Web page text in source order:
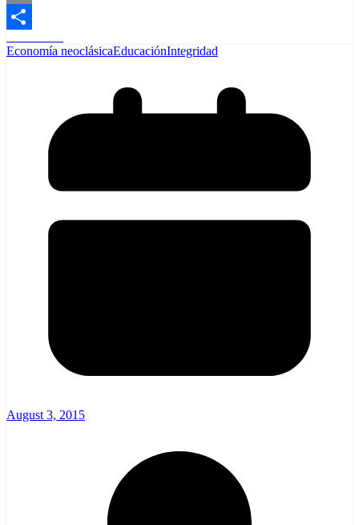
Email
Share
Economía neoclásicaEducaciónIntegridad
August 3, 2015